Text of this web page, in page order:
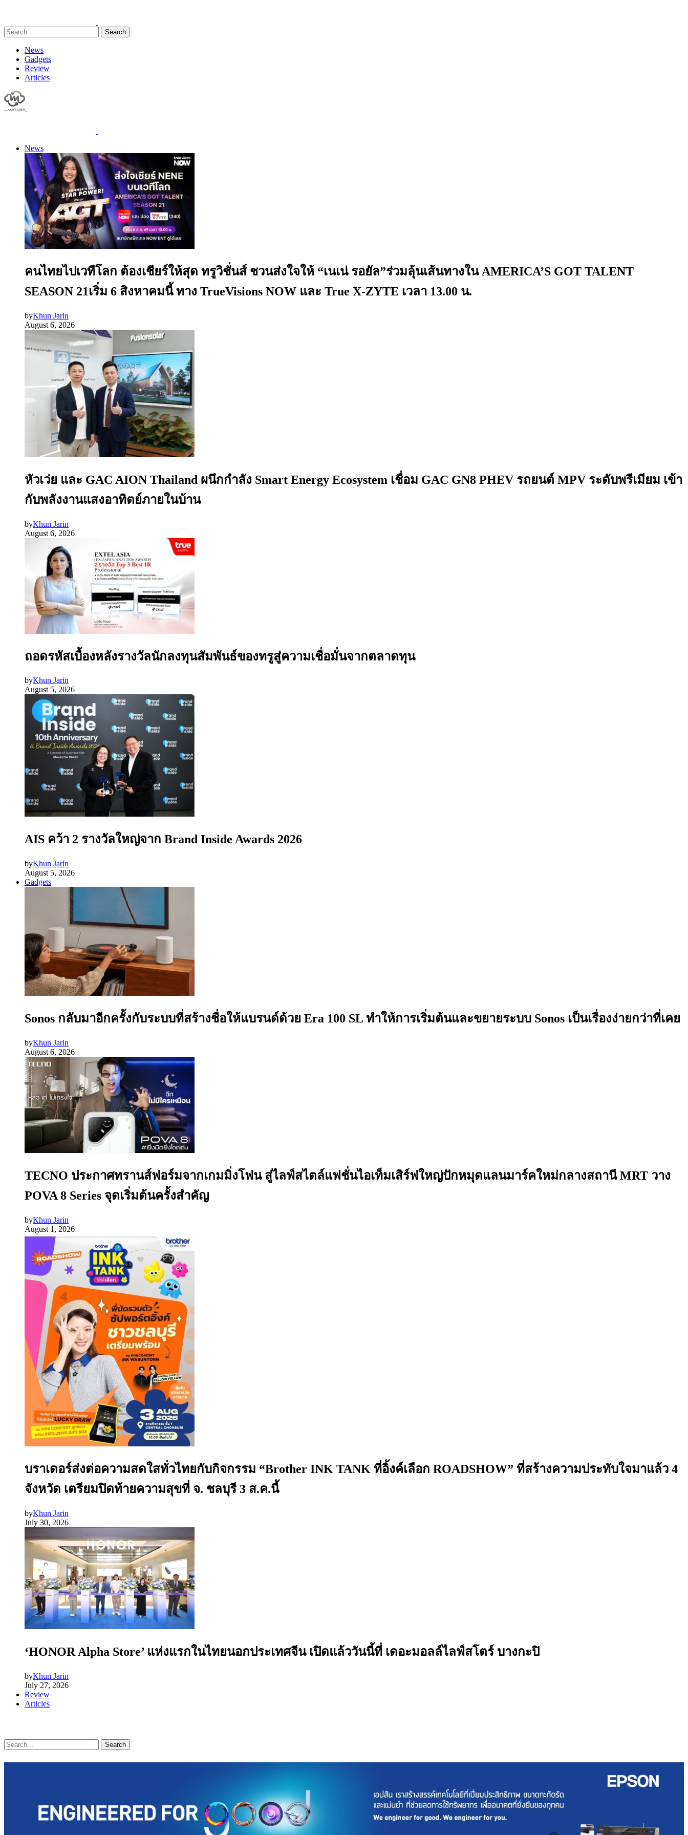
Search
News
Gadgets
Review
Articles
News
คนไทยไปเวทีโลก ต้องเชียร์ให้สุด ทรูวิชั่นส์ ชวนส่งใจให้ “เนเน่ รอยัล”ร่วมลุ้นเส้นทางใน AMERICA’S GOT TALENT
SEASON 21เริ่ม 6 สิงหาคมนี้ ทาง TrueVisions NOW และ True X-ZYTE เวลา 13.00 น.
byKhun Jarin
August 6, 2026
หัวเว่ย และ GAC AION Thailand ผนึกกำลัง Smart Energy Ecosystem เชื่อม GAC GN8 PHEV รถยนต์ MPV ระดับพรีเมียม เข้า
กับพลังงานแสงอาทิตย์ภายในบ้าน
byKhun Jarin
August 6, 2026
ถอดรหัสเบื้องหลังรางวัลนักลงทุนสัมพันธ์ของทรูสู่ความเชื่อมั่นจากตลาดทุน
byKhun Jarin
August 5, 2026
AIS คว้า 2 รางวัลใหญ่จาก Brand Inside Awards 2026
byKhun Jarin
August 5, 2026
Gadgets
Sonos กลับมาอีกครั้งกับระบบที่สร้างชื่อให้แบรนด์ด้วย Era 100 SL ทำให้การเริ่มต้นและขยายระบบ Sonos เป็นเรื่องง่ายกว่าที่เคย
byKhun Jarin
August 6, 2026
TECNO ประกาศทรานส์ฟอร์มจากเกมมิ่งโฟน สู่ไลฟ์สไตล์แฟชั่นไอเท็มเสิร์ฟใหญ่ปักหมุดแลนมาร์คใหม่กลางสถานี MRT วาง
POVA 8 Series จุดเริ่มต้นครั้งสำคัญ
byKhun Jarin
August 1, 2026
บราเดอร์ส่งต่อความสดใสทั่วไทยกับกิจกรรม “Brother INK TANK ที่อิ้งค์เลือก ROADSHOW” ที่สร้างความประทับใจมาแล้ว 4
จังหวัด เตรียมปิดท้ายความสุขที่ จ. ชลบุรี 3 ส.ค.นี้
byKhun Jarin
July 30, 2026
‘HONOR Alpha Store’ แห่งแรกในไทยนอกประเทศจีน เปิดแล้ววันนี้ที่ เดอะมอลล์ไลฟ์สโตร์ บางกะปิ
byKhun Jarin
July 27, 2026
Review
Articles
Search